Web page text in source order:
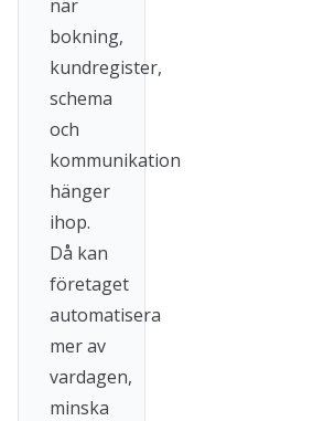
när
bokning,
kundregister,
schema
och
kommunikation
hänger
ihop.
Då kan
företaget
automatisera
mer av
vardagen,
minska